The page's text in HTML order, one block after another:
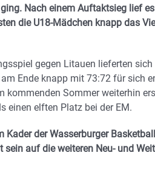
Nach einem Auftaktsieg lief
die U18-Mädchen knapp das
gegen Litauen lieferten sich
Ende knapp mit 73:72 für sich
Sommer weiterhin
einen elften Platz bei der EM.
der Wasserburger
auf die weiteren Neu- und